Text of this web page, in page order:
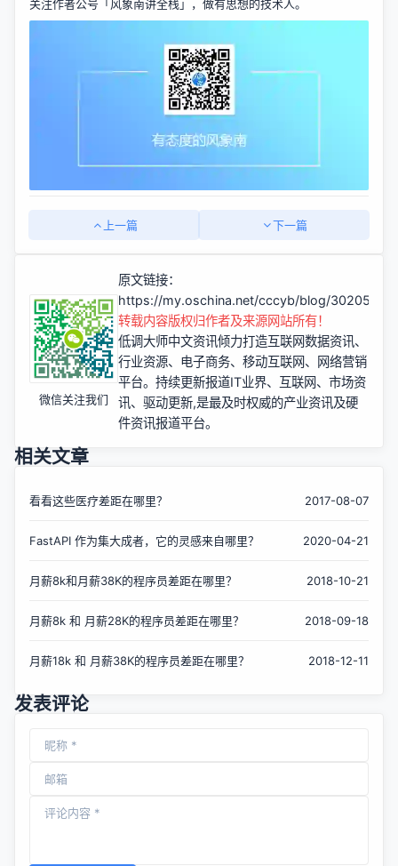
关注作者公号「风象南讲全栈」，做有思想的技术人。
上一篇 下一篇
微信关注我们
原文链接：
https://my.oschina.net/cccyb/blog/3020560
转载内容版权归作者及来源网站所有！
低调大师中文资讯倾力打造互联网数据资讯、
行业资源、电子商务、移动互联网、网络营销
平台。持续更新报道IT业界、互联网、市场资
讯、驱动更新,是最及时权威的产业资讯及硬
件资讯报道平台。
相关文章
看看这些医疗差距在哪里？ 2017-08-07
FastAPI 作为集大成者，它的灵感来自哪里？ 2020-04-21
月薪8k和月薪38K的程序员差距在哪里？ 2018-10-21
月薪8k 和 月薪28K的程序员差距在哪里？ 2018-09-18
月薪18k 和 月薪38K的程序员差距在哪里？ 2018-12-11
发表评论